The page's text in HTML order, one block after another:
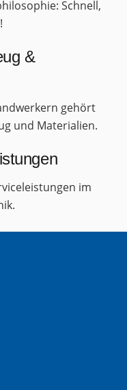
Schnell,
&
gehört
und Materialien.
im